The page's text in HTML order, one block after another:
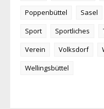
Poppenbüttel
Sasel
Sport
Sportliches
Verein
Volksdorf
Wellingsbüttel